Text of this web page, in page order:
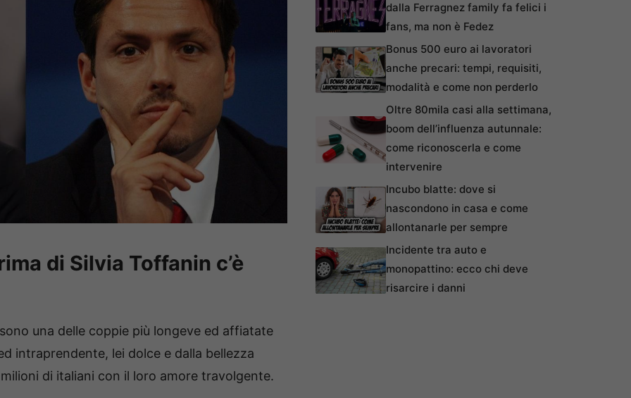
di Silvia Toffanin c’è
sono una delle coppie più longeve ed affiatate
intraprendente, lei dolce e dalla bellezza
di italiani con il loro amore travolgente.
dalla Ferragnez family fa felici i
fans, ma non è Fedez
Bonus 500 euro ai lavoratori
anche precari: tempi, requisiti,
modalità e come non perderlo
Oltre 80mila casi alla settimana,
boom dell’influenza autunnale:
come riconoscerla e come
intervenire
Incubo blatte: dove si
nascondono in casa e come
allontanarle per sempre
Incidente tra auto e
monopattino: ecco chi deve
risarcire i danni